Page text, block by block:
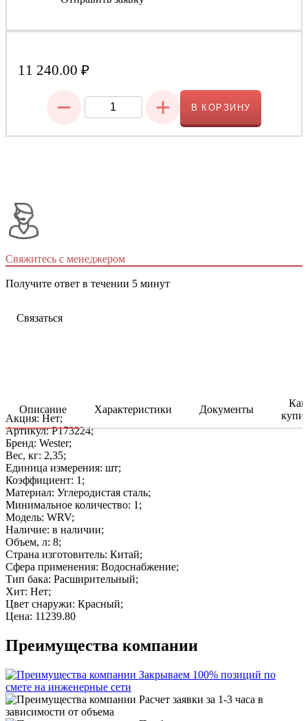
11 240.00 ₽
− + В КОРЗИНУ
Свяжитесь с менеджером
Получите ответ в течении 5 минут
Связаться
Описание Характеристики Документы
Как
Акция: Нет;
Артикул: P173224;
Бренд: Wester;
Вес, кг: 2,35;
Единица измерения: шт;
Коэффициент: 1;
Материал: Углеродистая сталь;
Минимальное количество: 1;
Модель: WRV;
Наличие: в наличии;
Объем, л: 8;
Страна изготовитель: Китай;
Сфера применения: Водоснабжение;
Тип бака: Расширительный;
Хит: Нет;
Цвет снаружи: Красный;
Цена: 11239.80
Преимущества компании
Закрываем 100% позиций по
смете на инженерные сети
Расчет заявки за 1-3 часа в
зависимости от объема